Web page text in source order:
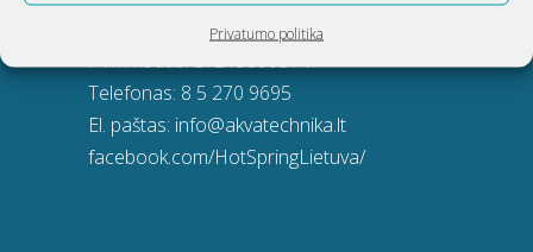
Privatumo politika
Įmonės kodas: 124389034
PVM kodas: LT243890314
Telefonas: 8 5 270 9695
El. paštas: info@akvatechnika.lt
facebook.com/HotSpringLietuva/